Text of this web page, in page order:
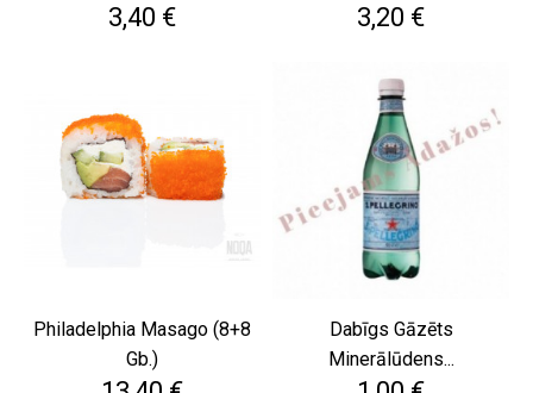
Cena
3,40 € Cena
3,20 €
Philadelphia Masago (8+8
Gb.)
Dabīgs Gāzēts
Minerālūdens...